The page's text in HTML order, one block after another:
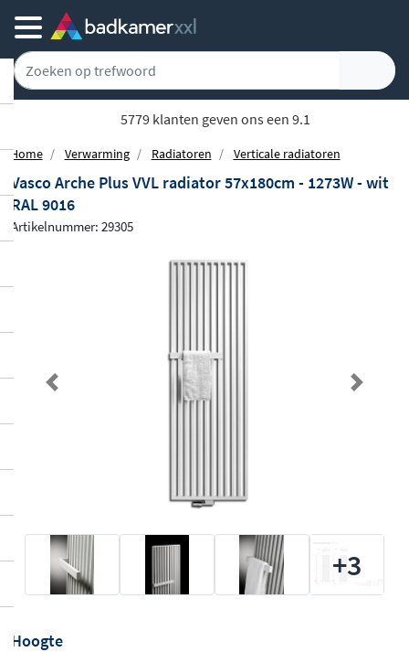
5779 klanten geven ons een 9.1
Home Verwarming Radiatoren Verticale radiatoren
Vasco Arche Plus VVL radiator 57x180cm - 1273W - wit
RAL 9016
Artikelnummer: 29305
Previous Next
+3
Hoogte